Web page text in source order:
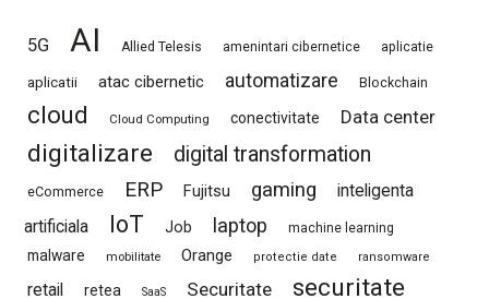
5G AI Allied Telesis amenintari cibernetice aplicatie
aplicatii atac cibernetic automatizare Blockchain
cloud Cloud Computing conectivitate Data center
digitalizare digital transformation
eCommerce ERP Fujitsu gaming
inteligenta
artificiala
IoT Job laptop machine learning
malware mobilitate Orange protectie date ransomware
retail retea SaaS Securitate
securitate